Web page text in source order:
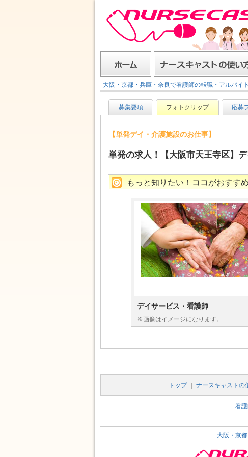
ホーム ナースキャストの使い方
大阪・京都・兵庫・奈良で看護師の転職・アルバ
募集要項 フォトクリップ 応募
【単発デイ・介護施設のお仕事】
単発の求人！【大阪市天王寺区】
もっと知りたい！ココがおすす
デイサービス・看護師
※画像はイメージになります。
トップ｜ ナースキャストの
看
大阪・京